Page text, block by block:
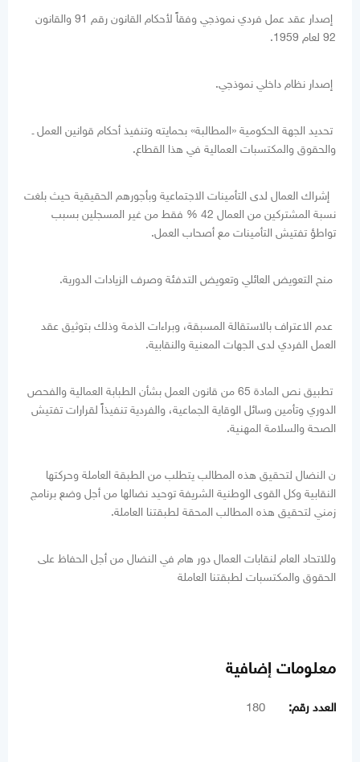
إصدار عقد عمل فردي نموذجي وفقاً لأحكام القانون رقم 91 والقانون
92 لعام 1959.
إصدار نظام داخلي نموذجي.
تحديد الجهة الحكومية «المطالبة» بحمايته وتنفيذ أحكام قوانين العمل ـ
والحقوق والمكتسبات العمالية في هذا القطاع.
إشراك العمال لدى التأمينات الاجتماعية وبأجورهم الحقيقية حيث بلغت
نسبة المشتركين من العمال 42 % فقط من غير المسجلين بسبب
تواطؤ تفتيش التأمينات مع أصحاب العمل.
منح التعويض العائلي وتعويض التدفئة وصرف الزيادات الدورية.
عدم الاعتراف بالاستقالة المسبقة، وبراءات الذمة وذلك بتوثيق عقد
العمل الفردي لدى الجهات المعنية والنقابية.
تطبيق نص المادة 65 من قانون العمل بشأن الطبابة العمالية والفحص
الدوري وتأمين وسائل الوقاية الجماعية، والفردية تنفيذاً لقرارات تفتيش
الصحة والسلامة المهنية.
ن النضال لتحقيق هذه المطالب يتطلب من الطبقة العاملة وحركتها
النقابية وكل القوى الوطنية الشريفة توحيد نضالها من أجل وضع برنامج
زمني لتحقيق هذه المطالب المحقة لطبقتنا العاملة.
وللاتحاد العام لنقابات العمال دور هام في النضال من أجل الحفاظ على
الحقوق والمكتسبات لطبقتنا العاملة
معلومات إضافية
العدد رقم: 180